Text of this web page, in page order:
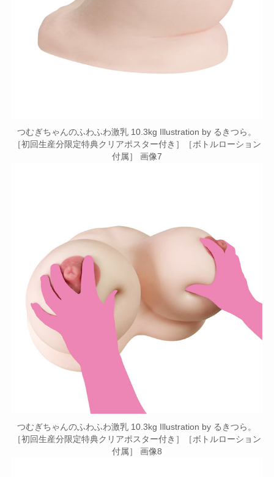
つむぎちゃんのふわふわ激乳 10.3kg Illustration by るきつら。
［初回生産分限定特典クリアポスター付き］［ボトルローション
付属］ 画像7
つむぎちゃんのふわふわ激乳 10.3kg Illustration by るきつら。
［初回生産分限定特典クリアポスター付き］［ボトルローション
付属］ 画像8